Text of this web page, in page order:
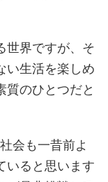
世界ですが、そ
い生活を楽しめ
質のひとつだと
会も一昔前よ
いると思います